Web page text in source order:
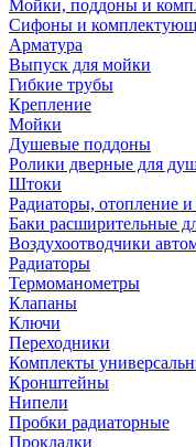
Мойки, поддоны и
Сифоны и
Арматура
Выпуск для мойки
Гибкие трубы
Крепление
Мойки
Душевые поддоны
Ролики дверные для
Штоки
Радиаторы, отопление
Баки расширительные
Воздухоотводчики
Радиаторы
Термоманометры
Клапаны
Ключи
Переходники
Комплекты
Кронштейны
Нипели
Пробки радиаторные
Прокладки